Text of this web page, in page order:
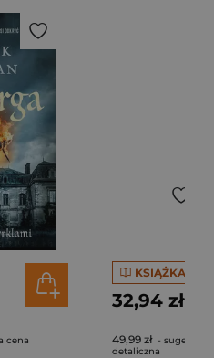
cena
KSIĄŻKA
32,94 zł
49,99 zł -
detaliczna